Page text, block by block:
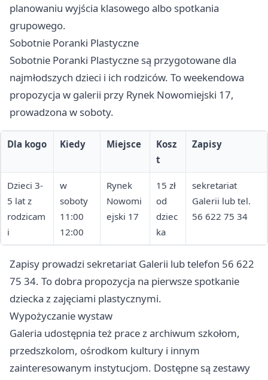
planowaniu wyjścia klasowego albo spotkania
grupowego.
Sobotnie Poranki Plastyczne
Sobotnie Poranki Plastyczne są przygotowane dla
najmłodszych dzieci i ich rodziców. To weekendowa
propozycja w galerii przy Rynek Nowomiejski 17,
prowadzona w soboty.
Dla kogo Kiedy Miejsce
Kosz
t
Zapisy
Dzieci 3-
5 lat z
rodzicam
i
w
soboty
11:00
12:00
Rynek
Nowomi
ejski 17
15 zł
od
dziec
ka
sekretariat
Galerii lub tel.
56 622 75 34
Zapisy prowadzi sekretariat Galerii lub telefon 56 622
75 34. To dobra propozycja na pierwsze spotkanie
dziecka z zajęciami plastycznymi.
Wypożyczanie wystaw
Galeria udostępnia też prace z archiwum szkołom,
przedszkolom, ośrodkom kultury i innym
zainteresowanym instytucjom. Dostępne są zestawy